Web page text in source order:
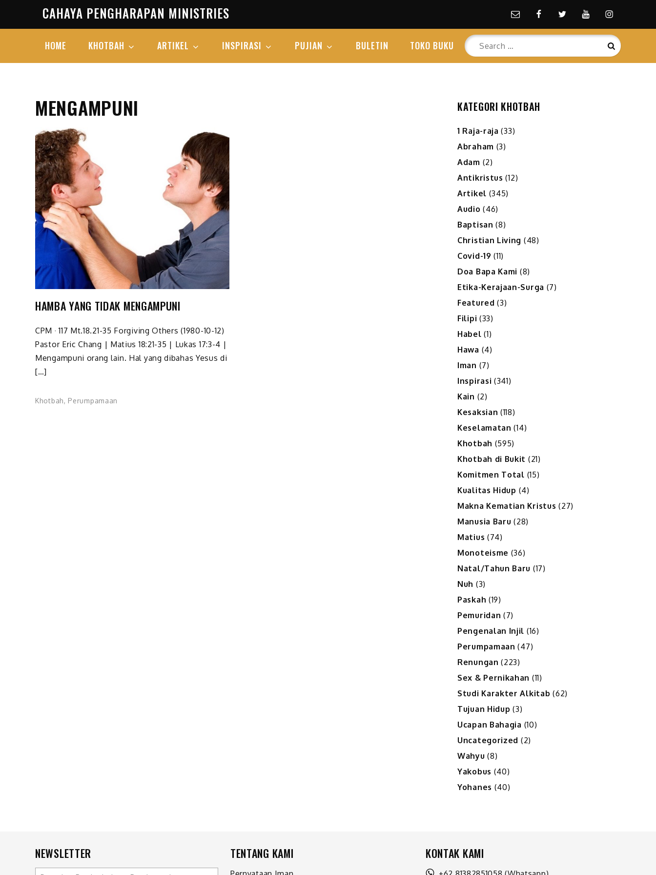
content
CAHAYA PENGHARAPAN MINISTRIES Email facebookTwitterYoutubeInstagram
HOME KHOTBAH ARTIKEL INSPIRASI PUJIAN BULETIN TOKO BUKU
Search
for:
Search
MENGAMPUNI
HAMBA YANG TIDAK MENGAMPUNI
CPM · 117 Mt.18.21-35 Forgiving Others (1980-10-12)
Pastor Eric Chang | Matius 18:21-35 | Lukas 17:3-4 |
Mengampuni orang lain. Hal yang dibahas Yesus di
[…]
Khotbah, Perumpamaan
KATEGORI KHOTBAH
1 Raja-raja (33)
Abraham (3)
Adam (2)
Antikristus (12)
Artikel (345)
Audio (46)
Baptisan (8)
Christian Living (48)
Covid-19 (11)
Doa Bapa Kami (8)
Etika-Kerajaan-Surga (7)
Featured (3)
Filipi (33)
Habel (1)
Hawa (4)
Iman (7)
Inspirasi (341)
Kain (2)
Kesaksian (118)
Keselamatan (14)
Khotbah (595)
Khotbah di Bukit (21)
Komitmen Total (15)
Kualitas Hidup (4)
Makna Kematian Kristus (27)
Manusia Baru (28)
Matius (74)
Monoteisme (36)
Natal/Tahun Baru (17)
Nuh (3)
Paskah (19)
Pemuridan (7)
Pengenalan Injil (16)
Perumpamaan (47)
Renungan (223)
Sex & Pernikahan (11)
Studi Karakter Alkitab (62)
Tujuan Hidup (3)
Ucapan Bahagia (10)
Uncategorized (2)
Wahyu (8)
Yakobus (40)
Yohanes (40)
NEWSLETTER TENTANG KAMI KONTAK KAMI